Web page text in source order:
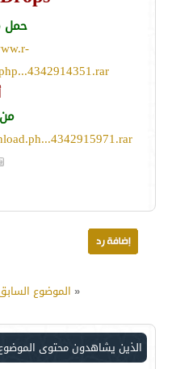
حمل
« الموضوع
الذين يشاهدون محتوى الموضوع